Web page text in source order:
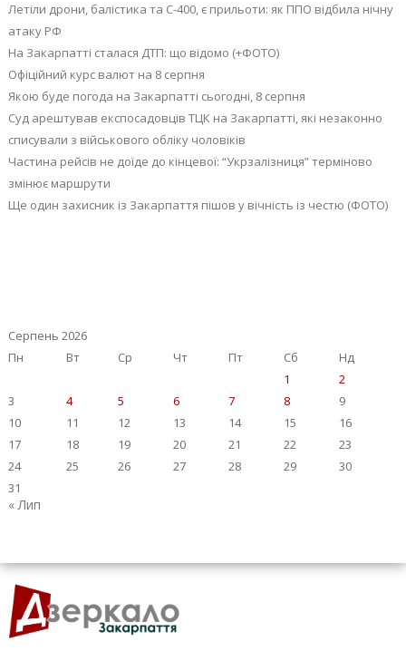
Летіли дрони, балістика та С-400, є прильоти: як ППО відбила нічну
атаку РФ
На Закарпатті сталася ДТП: що відомо (+ФОТО)
Офіційний курс валют на 8 серпня
Якою буде погода на Закарпатті сьогодні, 8 серпня
Суд арештував експосадовців ТЦК на Закарпатті, які незаконно
списували з військового обліку чоловіків
Частина рейсів не доїде до кінцевої: “Укрзалізниця” терміново
змінює маршрути
Ще один захисник із Закарпаття пішов у вічність із честю (ФОТО)
Серпень 2026
Пн
Вт Ср Чт Пт Сб
Нд
1
2
3
4 5 6 7 8
9
10
11 12 13 14 15
16
17
18 19 20 21 22
23
24
25 26 27 28 29
30
31
« Лип